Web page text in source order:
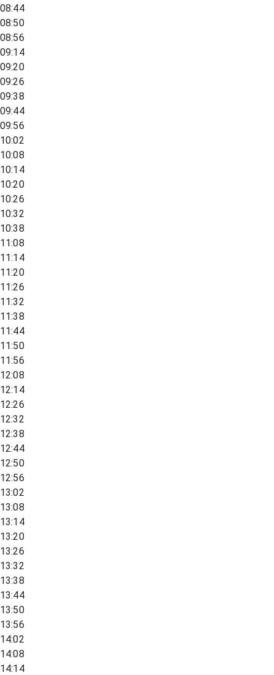
08:44
08:50
08:56
09:14
09:20
09:26
09:38
09:44
09:56
10:02
10:08
10:14
10:20
10:26
10:32
10:38
11:08
11:14
11:20
11:26
11:32
11:38
11:44
11:50
11:56
12:08
12:14
12:26
12:32
12:38
12:44
12:50
12:56
13:02
13:08
13:14
13:20
13:26
13:32
13:38
13:44
13:50
13:56
14:02
14:08
14:14